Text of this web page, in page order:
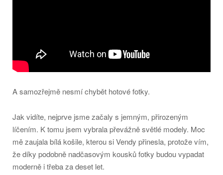
A samozřejmě nesmí chybět hotové fotky.
Jak vidíte, nejprve jsme začaly s jemným, přirozeným
líčením. K tomu jsem vybrala převážně světlé modely. Moc
mě zaujala bílá košile, kterou si Vendy přinesla, protože vím,
že díky podobně nadčasovým kousků fotky budou vypadat
moderně i třeba za deset let.